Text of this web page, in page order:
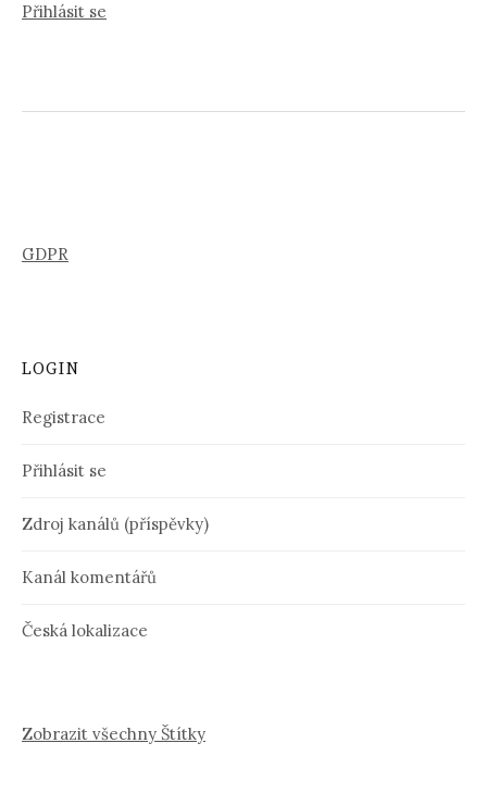
Přihlásit se
GDPR
LOGIN
Registrace
Přihlásit se
Zdroj kanálů (příspěvky)
Kanál komentářů
Česká lokalizace
Zobrazit všechny Štítky